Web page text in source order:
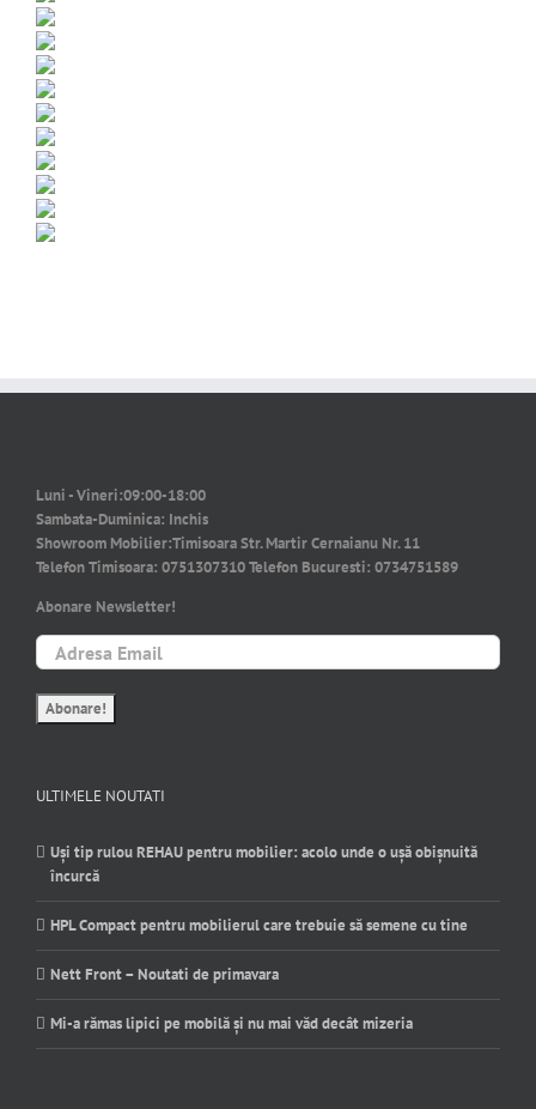
Luni - Vineri:09:00-18:00
Sambata-Duminica: Inchis
Showroom Mobilier:Timisoara Str. Martir Cernaianu Nr. 11
Telefon Timisoara: 0751307310Telefon Bucuresti: 0734751589
Abonare Newsletter!
ULTIMELE NOUTATI
Uși tip rulou REHAU pentru mobilier: acolo unde o ușă obișnuită
încurcă
HPL Compact pentru mobilierul care trebuie să semene cu tine
Nett Front – Noutati de primavara
Mi-a rămas lipici pe mobilă și nu mai văd decât mizeria